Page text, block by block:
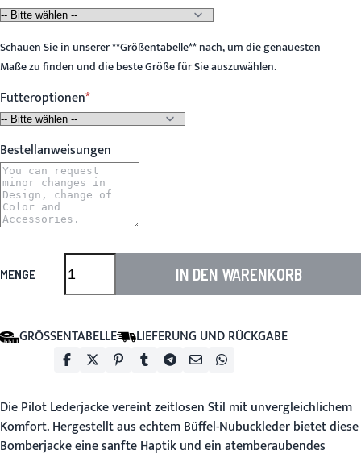
Schauen Sie in unserer**Größentabelle**nach, um die genauesten
Maße zu finden und die beste Größe für Sie auszuwählen.
Futteroptionen
Bestellanweisungen
MENGE IN DEN WARENKORB
GRÖSSENTABELLE LIEFERUNG UND RÜCKGABE
DiePilot Lederjackevereint zeitlosen Stil mit unvergleichlichem
Komfort. Hergestellt aus echtem Büffel-Nubuckleder bietet diese
Bomberjacke eine sanfte Haptik und ein atemberaubendes